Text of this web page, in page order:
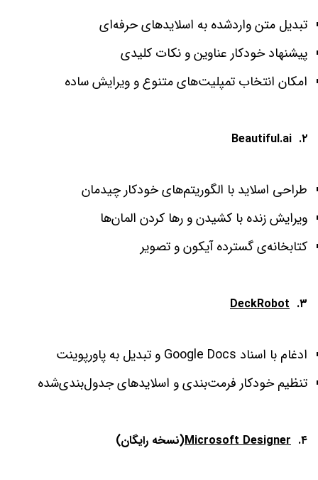
تبدیل متن واردشده به اسلایدهای حرفه‌ای
پیشنهاد خودکار عناوین و نکات کلیدی
امکان انتخاب تمپلیت‌های متنوع و ویرایش ساده
۲.
طراحی اسلاید با الگوریتم‌های خودکار چیدمان
ویرایش زنده با کشیدن و رها کردن المان‌ها
کتابخانه‌ی گسترده آیکون و تصویر
۳. DeckRobot
ادغام با اسناد Google Docs و تبدیل به پاورپوینت
تنظیم خودکار فرمت‌بندی و اسلایدهای جدول‌بندی‌شده
۴. Microsoft Designer(نسخه رایگان)